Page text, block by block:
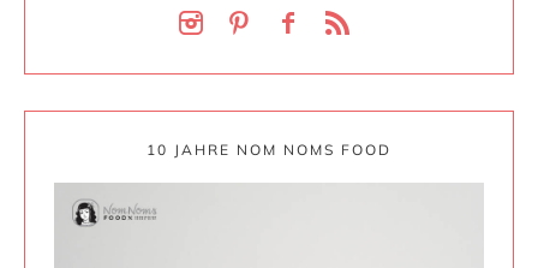
10 JAHRE NOM NOMS FOOD